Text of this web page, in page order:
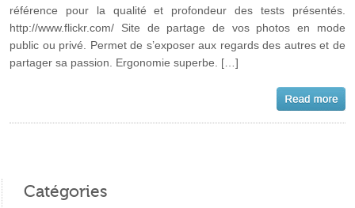
référence pour la qualité et profondeur des tests présentés.
http://www.flickr.com/ Site de partage de vos photos en mode
public ou privé. Permet de s’exposer aux regards des autres et de
partager sa passion. Ergonomie superbe. […]
Catégories